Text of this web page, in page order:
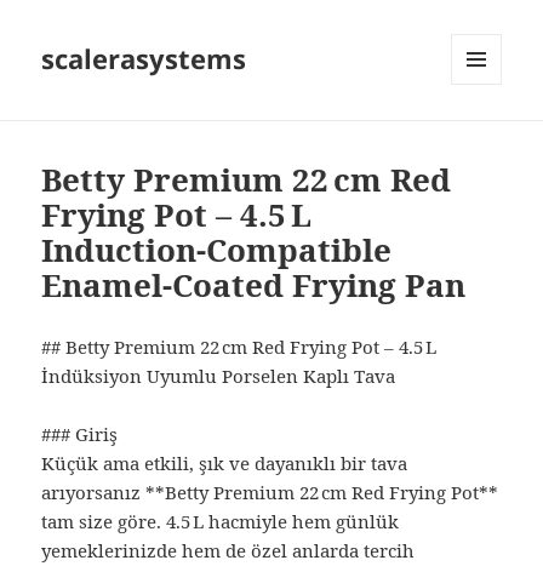
scalerasystems
Betty Premium 22 cm Red
Frying Pot – 4.5 L
Induction‑Compatible
Enamel‑Coated Frying Pan
## Betty Premium 22 cm Red Frying Pot – 4.5 L
İndüksiyon Uyumlu Porselen Kaplı Tava
### Giriş
Küçük ama etkili, şık ve dayanıklı bir tava
arıyorsanız **Betty Premium 22 cm Red Frying Pot**
tam size göre. 4.5 L hacmiyle hem günlük
yemeklerinizde hem de özel anlarda tercih